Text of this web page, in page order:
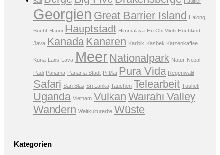
Georgien Great Barrier Island Halong
Bucht Hanoi Hauptstadt Himmalaya Ho Chi Minh Hochland
Java Kanada Kanaren Karibik Kasbek Katzenkaffee
Kuna Laos Lava Meer Nationalpark Natur Nepal
Padi Panama Panama Stadt Pi Mai Pura Vida Regenwald
Safari San Blas Sri Lanka Tauchen Telearbeit Tusheti
Uganda Vietnam Vulkan Wairahi Valley
Wandern Weltkulturerbe Wüste
Kategorien